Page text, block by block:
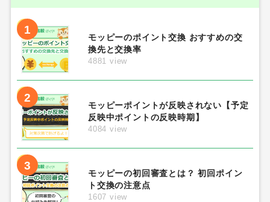
1
モッピーのポイント交換 おすすめの交
換先と交換率
4881 view
2
モッピーポイントが反映されない【予定
反映中ポイントの反映時期】
4084 view
3
モッピーの初回審査とは？ 初回ポイン
ト交換の注意点
1607 view